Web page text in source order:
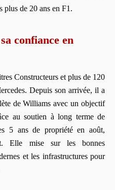
plus de 20 ans en F1.
confiance en
Constructeurs et plus de 120
Depuis son arrivée, il a
de Williams avec un objectif
au soutien à long terme de
5 ans de propriété en août,
Elle mise sur les bonnes
et les infrastructures pour